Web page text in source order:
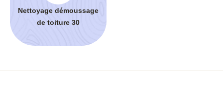
Nettoyage démoussage
de toiture 30